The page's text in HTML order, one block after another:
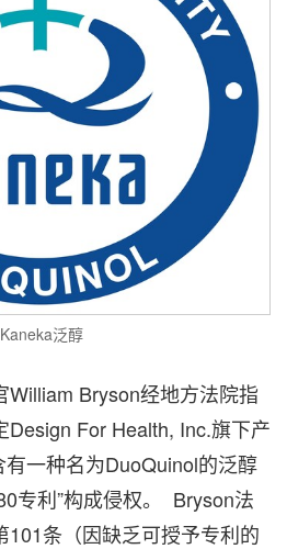
Kaneka泛醇
Bryson经地方法院指
Design For Health, Inc.旗下产
一种名为DuoQuinol的泛醇
专利”构成侵权。 Bryson法
101条（因缺乏可授予专利的